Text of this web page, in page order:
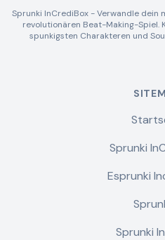
Sprunki InCrediBox - Verwandle dein
revolutionären Beat-Making-Spiel.
spunkigsten Charakteren und
Sprunki
Esprunki
Sprunki